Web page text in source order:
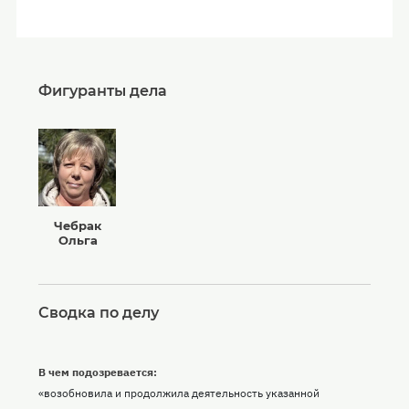
Фигуранты дела
Чебрак
Ольга
Сводка по делу
В чем подозревается:
«возобновила и продолжила деятельность указанной